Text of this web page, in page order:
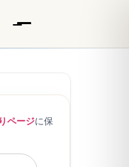
ページに保